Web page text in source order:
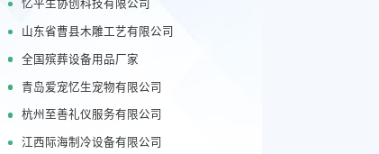
忆平生协创科技有限公司
山东省曹县木雕工艺有限公司
全国殡葬设备用品厂家
青岛爱宠忆生宠物有限公司
杭州至善礼仪服务有限公司
江西际海制冷设备有限公司